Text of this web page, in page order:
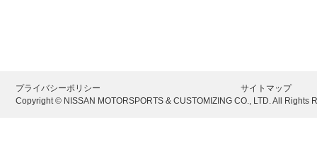
プライバシーポリシー
サイトマップ
Copyright © NISSAN MOTORSPORTS & CUSTOMIZING CO., LTD. All Rights